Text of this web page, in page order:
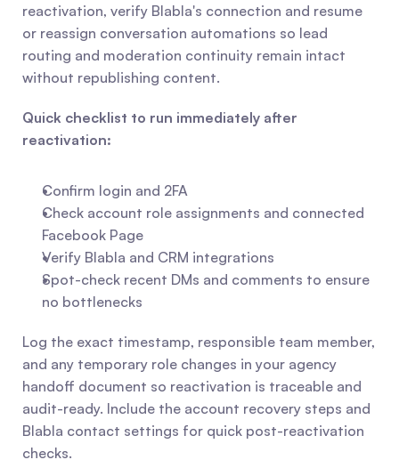
reactivation, verify Blabla's connection and resume
or reassign conversation automations so lead
routing and moderation continuity remain intact
without republishing content.
Quick checklist to run immediately after
reactivation:
Confirm login and 2FA
Check account role assignments and connected
Facebook Page
Verify Blabla and CRM integrations
Spot-check recent DMs and comments to ensure
no bottlenecks
Log the exact timestamp, responsible team member,
and any temporary role changes in your agency
handoff document so reactivation is traceable and
audit-ready. Include the account recovery steps and
Blabla contact settings for quick post-reactivation
checks.